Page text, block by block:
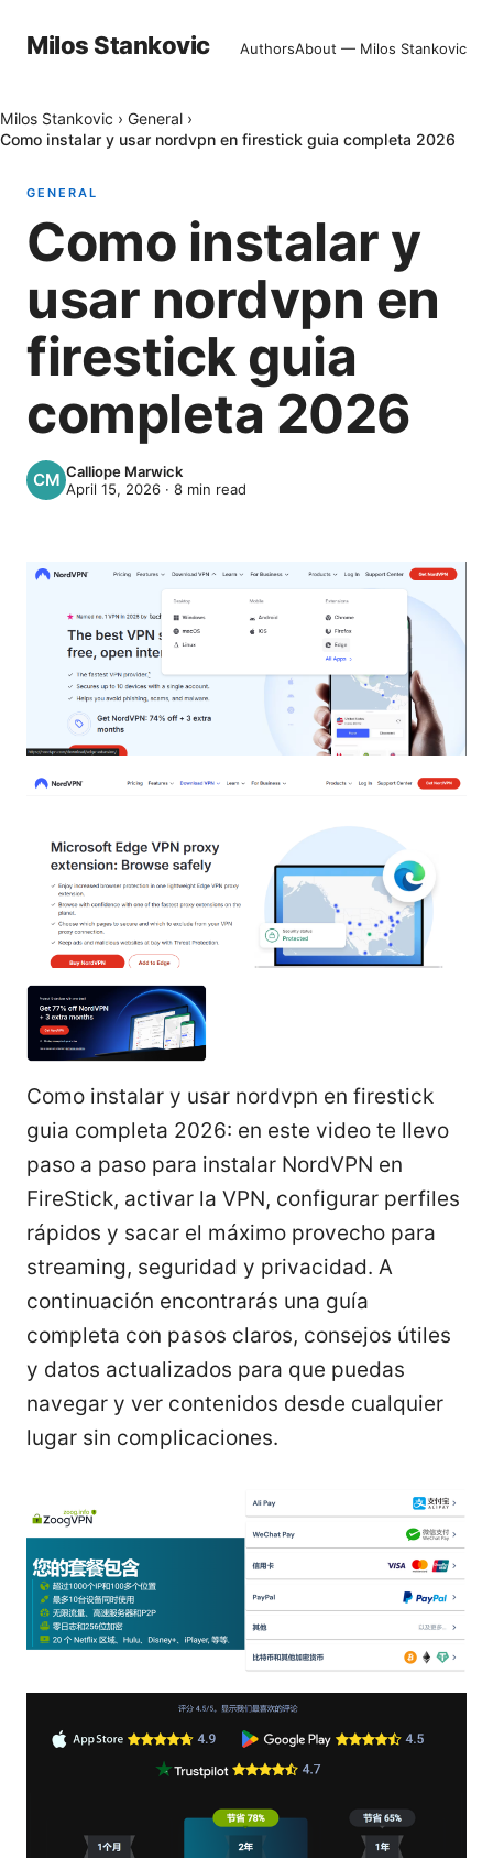
Milos Stankovic AuthorsAbout — Milos Stankovic
Milos Stankovic › General ›
Como instalar y usar nordvpn en firestick guia completa 2026
GENERAL
Como instalar y
usar nordvpn en
firestick guia
completa 2026
Calliope Marwick
April 15, 2026 · 8 min read
Como instalar y usar nordvpn en firestick
guia completa 2026: en este video te llevo
paso a paso para instalar NordVPN en
FireStick, activar la VPN, configurar perfiles
rápidos y sacar el máximo provecho para
streaming, seguridad y privacidad. A
continuación encontrarás una guía
completa con pasos claros, consejos útiles
y datos actualizados para que puedas
navegar y ver contenidos desde cualquier
lugar sin complicaciones.